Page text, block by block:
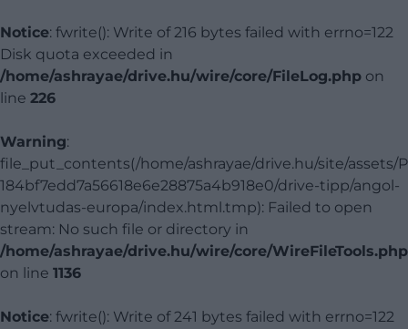
Notice: fwrite(): Write of 216 bytes failed with errno=122
Disk quota exceeded in
/home/ashrayae/drive.hu/wire/core/FileLog.php on
line 226
Warning:
file_put_contents(/home/ashrayae/drive.hu/site/assets/
184bf7edd7a56618e6e28875a4b918e0/drive-tipp/angol-
nyelvtudas-europa/index.html.tmp): Failed to open
stream: No such file or directory in
/home/ashrayae/drive.hu/wire/core/WireFileTools.php
on line 1136
Notice: fwrite(): Write of 241 bytes failed with errno=122